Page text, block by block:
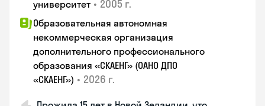
университет • 2005 г.
Образовательная автономная
некоммерческая организация
дополнительного профессионального
образования «СКАЕНГ» (ОАНО ДПО
«СКАЕНГ») • 2026 г.